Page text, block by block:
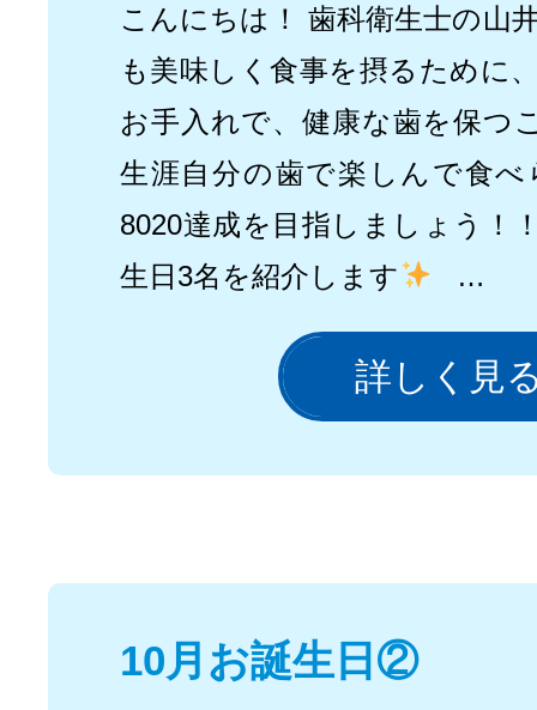
こんにちは！ 歯科衛生士の山
も美味しく食事を摂るために
お手入れで、健康な歯を保つ
生涯自分の歯で楽しんで食
8020達成を目指しましょう
生日3名を紹介します
…
詳しく見
10月お誕生日②